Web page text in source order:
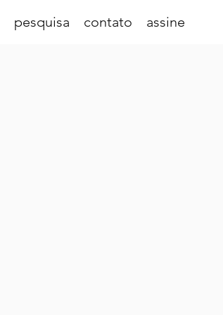
pesquisa contato assine